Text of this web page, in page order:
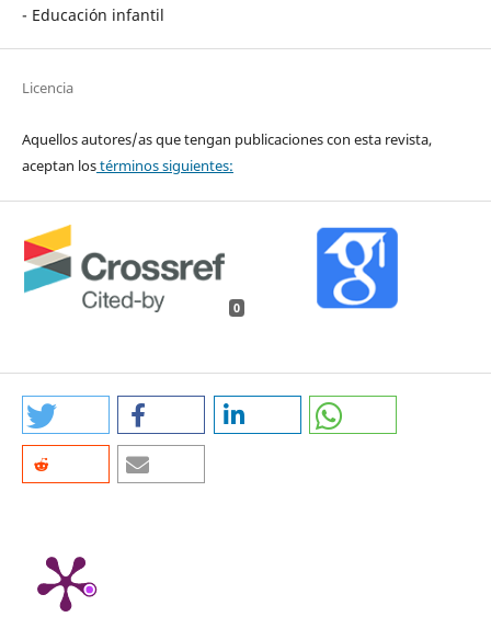
- Educación infantil
Licencia
Aquellos autores/as que tengan publicaciones con esta revista,
aceptan lostérminos siguientes:
0